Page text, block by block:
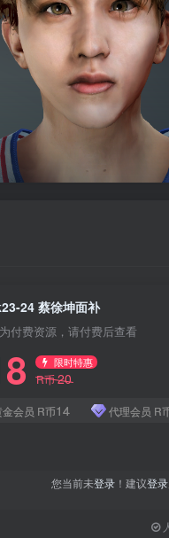
24 蔡徐坤面补
付费资源，请付费后查看
限时特惠
R币20
金会员 R币14 代理会员 R
您当前未登录 ！建议登录
登录
QQ登录